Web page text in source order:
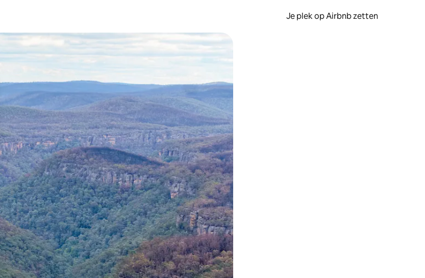
Je plek op Airbnb zetten
je de pijltjestoetsen omhoog en omlaag, óf door te tikken of swipen.